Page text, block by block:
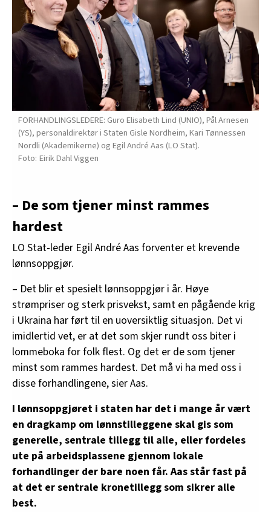
FORHANDLINGSLEDERE: Guro Elisabeth Lind (UNIO), Pål Arnesen
(YS), personaldirektør i Staten Gisle Nordheim, Kari Tønnessen
Nordli (Akademikerne) og Egil André Aas (LO Stat).
Eirik Dahl Viggen
– De som tjener minst rammes
hardest
LO Stat-leder Egil André Aas forventer et krevende
lønnsoppgjør.
– Det blir et spesielt lønnsoppgjør i år. Høye
strømpriser og sterk prisvekst, samt en pågående krig
i Ukraina har ført til en uoversiktlig situasjon. Det vi
imidlertid vet, er at det som skjer rundt oss biter i
lommeboka for folk flest. Og det er de som tjener
minst som rammes hardest. Det må vi ha med oss i
disse forhandlingene, sier Aas.
I lønnsoppgjøret i staten har det i mange år vært
en dragkamp om lønnstilleggene skal gis som
generelle, sentrale tillegg til alle, eller fordeles
ute på arbeidsplassene gjennom lokale
forhandlinger der bare noen får. Aas står fast på
at det er sentrale kronetillegg som sikrer alle
best.